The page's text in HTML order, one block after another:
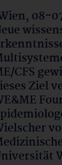
08-
CFS
Ziel